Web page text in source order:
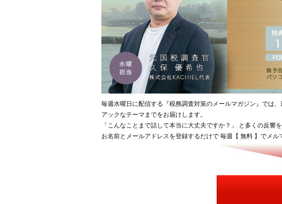
毎週水曜日に配信する『税務調査対策のメールマガジン』では
アックなテーマまでをお届けします。
「こんなことまで話して本当に大丈夫ですか？」 と多くの反響
お名前とメールアドレスを登録するだけで 毎週【 無料 】でメル